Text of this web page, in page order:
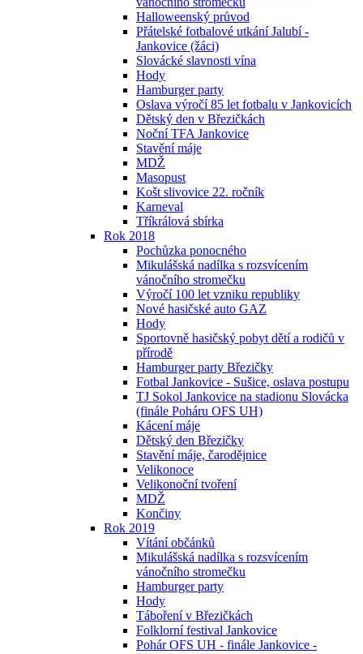
Halloweenský průvod
Přátelské fotbalové utkání Jalubí -
Jankovice (žáci)
Slovácké slavnosti vína
Hody
Hamburger party
Oslava výročí 85 let fotbalu v Jankovicích
Dětský den v Březičkách
Noční TFA Jankovice
Stavění máje
MDŽ
Masopust
Košt slivovice 22. ročník
Karneval
Tříkrálová sbírka
Rok 2018
Pochůzka ponocného
Mikulášská nadílka s rozsvícením
vánočního stromečku
Výročí 100 let vzniku republiky
Nové hasičské auto GAZ
Hody
Sportovně hasičský pobyt dětí a rodičů v
přírodě
Hamburger party Březičky
Fotbal Jankovice - Sušice, oslava postupu
TJ Sokol Jankovice na stadionu Slovácka
(finále Poháru OFS UH)
Kácení máje
Dětský den Březičky
Stavění máje, čarodějnice
Velikonoce
Velikonoční tvoření
MDŽ
Končiny
Rok 2019
Vítání občánků
Mikulášská nadílka s rozsvícením
vánočního stromečku
Hamburger party
Hody
Táboření v Březičkách
Folklorní festival Jankovice
Pohár OFS UH - finále Jankovice -